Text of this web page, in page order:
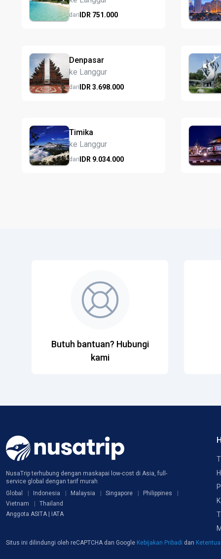
dariIDR 751.000
Denpasar
ke Langgur
dariIDR 3.698.000
Timika
ke Langgur
dariIDR 9.034.000
Butuh bantuan? Hubungi
kami
NusaTrip terhubung dengan maskapai low-cost di Asia, full-
service global dengan tarif murah
Global
Indonesia Malaysia Singapore
Philippines
Vietnam
Thailand
Anggota ASITA | IATA
Situs ini dilindungi oleh reCAPTCHA dan Google Kebijakan Pribadi dan